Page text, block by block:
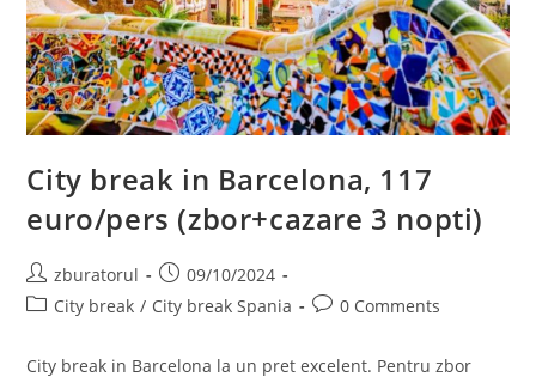
City break in Barcelona, 117
euro/pers (zbor+cazare 3 nopti)
Post
author:
zburatorul
Post
published:
09/10/2024
PostCity break / City break Spania
Post0 Comments
City break in Barcelona la un pret excelent. Pentru zbor